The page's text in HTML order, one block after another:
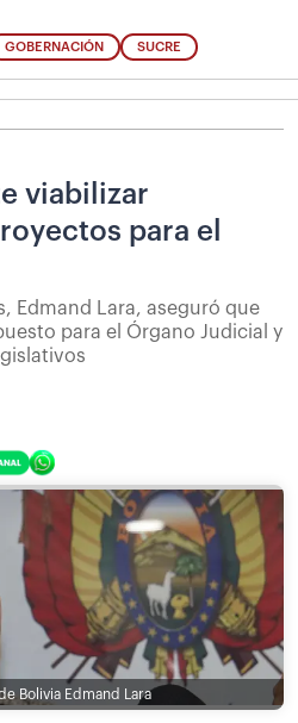
GOBERNACIÓN SUCRE
viabilizar
para el
Edmand Lara, aseguró que
para el Órgano Judicial y
Bolivia Edmand Lara